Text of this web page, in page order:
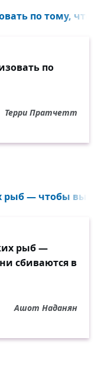
по тому, что
по
Терри Пратчетт
— чтобы
рыб —
сбиваются в
Ашот Наданян